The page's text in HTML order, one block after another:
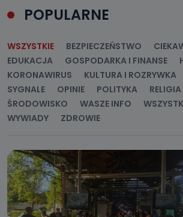
POPULARNE
WSZYSTKIE BEZPIECZEŃSTWO
EDUKACJA
GOSPODARKA I FINANSE
KORONAWIRUS
KULTURA I ROZRYWKA
SYGNALE
OPINIE POLITYKA RELIGIA
ŚRODOWISKO
WASZE INFO
WYWIADY
ZDROWIE